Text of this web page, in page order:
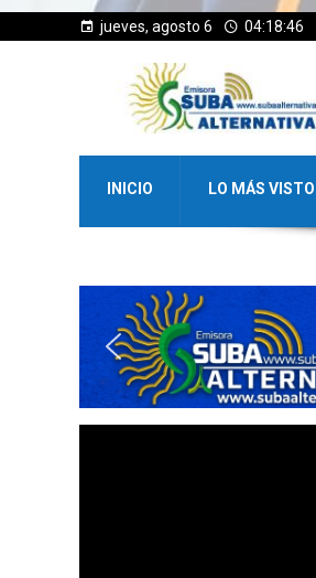
jueves, agosto 6 04:18:48
INICIO LO MÁS VISTO